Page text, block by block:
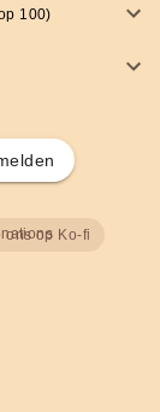
100)
ons op Ko-fi